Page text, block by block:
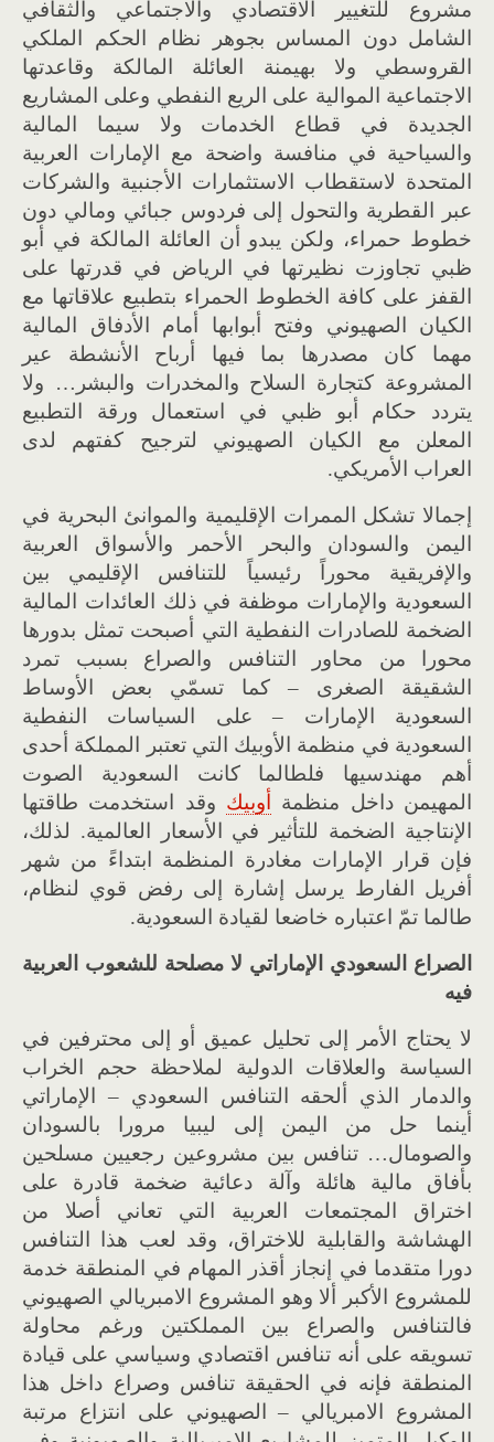
مشروع للتغيير الاقتصادي والاجتماعي والثقافي
الشامل دون المساس بجوهر نظام الحكم الملكي
القروسطي ولا بهيمنة العائلة المالكة وقاعدتها
الاجتماعية الموالية على الريع النفطي وعلى المشاريع
الجديدة في قطاع الخدمات ولا سيما المالية
والسياحية في منافسة واضحة مع الإمارات العربية
المتحدة لاستقطاب الاستثمارات الأجنبية والشركات
عبر القطرية والتحول إلى فردوس جبائي ومالي دون
خطوط حمراء، ولكن يبدو أن العائلة المالكة في أبو
ظبي تجاوزت نظيرتها في الرياض في قدرتها على
القفز على كافة الخطوط الحمراء بتطبيع علاقاتها مع
الكيان الصهيوني وفتح أبوابها أمام الأدفاق المالية
مهما كان مصدرها بما فيها أرباح الأنشطة عير
المشروعة كتجارة السلاح والمخدرات والبشر… ولا
يتردد حكام أبو ظبي في استعمال ورقة التطبيع
المعلن مع الكيان الصهيوني لترجيح كفتهم لدى
العراب الأمريكي.
إجمالا تشكل الممرات الإقليمية والموانئ البحرية في
اليمن والسودان والبحر الأحمر والأسواق العربية
والإفريقية محوراً رئيسياً للتنافس الإقليمي بين
السعودية والإمارات موظفة في ذلك العائدات المالية
الضخمة للصادرات النفطية التي أصبحت تمثل بدورها
محورا من محاور التنافس والصراع بسبب تمرد
الشقيقة الصغرى – كما تسمّي بعض الأوساط
السعودية الإمارات – على السياسات النفطية
السعودية في منظمة الأوبيك التي تعتبر المملكة أحدى
أهم مهندسيها فلطالما كانت السعودية الصوت
المهيمن داخل منظمة
أوبيك وقد استخدمت طاقتها
الإنتاجية الضخمة للتأثير في الأسعار العالمية. لذلك،
فإن قرار الإمارات مغادرة المنظمة ابتداءً من شهر
أفريل الفارط يرسل إشارة إلى رفض قوي لنظام،
طالما تمّ اعتباره خاضعا لقيادة السعودية.
الصراع السعودي الإماراتي لا مصلحة للشعوب العربية
فيه
لا يحتاج الأمر إلى تحليل عميق أو إلى محترفين في
السياسة والعلاقات الدولية لملاحظة حجم الخراب
والدمار الذي ألحقه التنافس السعودي – الإماراتي
أينما حل من اليمن إلى ليبيا مرورا بالسودان
والصومال… تنافس بين مشروعين رجعيين مسلحين
بأفاق مالية هائلة وآلة دعائية ضخمة قادرة على
اختراق المجتمعات العربية التي تعاني أصلا من
الهشاشة والقابلية للاختراق، وقد لعب هذا التنافس
دورا متقدما في إنجاز أقذر المهام في المنطقة خدمة
للمشروع الأكبر ألا وهو المشروع الامبريالي الصهيوني
فالتنافس والصراع بين المملكتين ورغم محاولة
تسويقه على أنه تنافس اقتصادي وسياسي على قيادة
المنطقة فإنه في الحقيقة تنافس وصراع داخل هذا
المشروع الامبريالي – الصهيوني على انتزاع مرتبة